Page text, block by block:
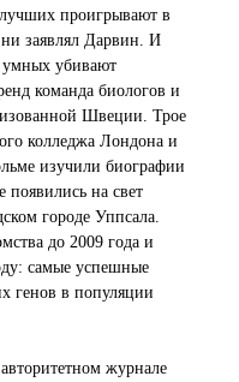
проигрывают в
заявлял Дарвин. И
умных убивают
команда биологов и
Швеции. Трое
колледжа Лондона и
изучили биографии
появились на свет
городе Уппсала.
до 2009 года и
самые успешные
генов в популяции
журнале